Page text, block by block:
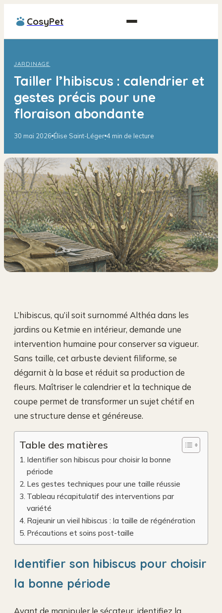
CosyPet
JARDINAGE
Tailler l’hibiscus : calendrier et
gestes précis pour une
floraison abondante
30 mai 2026·Élise Saint-Léger·4 min de lecture
L’hibiscus, qu’il soit surnommé Althéa dans les
jardins ou Ketmie en intérieur, demande une
intervention humaine pour conserver sa vigueur.
Sans taille, cet arbuste devient filiforme, se
dégarnit à la base et réduit sa production de
fleurs. Maîtriser le calendrier et la technique de
coupe permet de transformer un sujet chétif en
une structure dense et généreuse.
Table des matières
Identifier son hibiscus pour choisir la bonne
période
Les gestes techniques pour une taille réussie
Tableau récapitulatif des interventions par
variété
Rajeunir un vieil hibiscus : la taille de régénération
Précautions et soins post-taille
Identifier son hibiscus pour choisir
la bonne période
Avant de manipuler le sécateur, identifiez la